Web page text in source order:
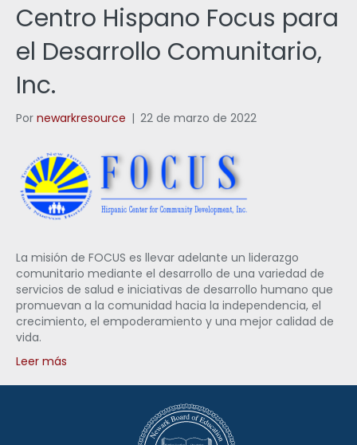
Centro Hispano Focus para
el Desarrollo Comunitario,
Inc.
Por newarkresource | 22 de marzo de 2022
La misión de FOCUS es llevar adelante un liderazgo
comunitario mediante el desarrollo de una variedad de
servicios de salud e iniciativas de desarrollo humano que
promuevan a la comunidad hacia la independencia, el
crecimiento, el empoderamiento y una mejor calidad de
vida.
Leer más